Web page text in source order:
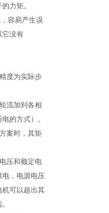
力矩。
容易产生误
它没有
度为实际步
流加到各相
的方式）。
案时，其矩
压和额定电
电，电源电压
机可以超出其